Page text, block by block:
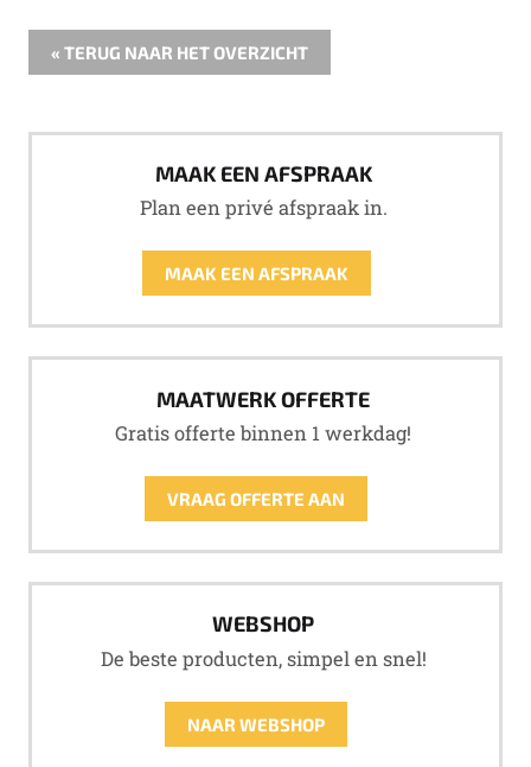
« TERUG NAAR HET OVERZICHT
MAAK EEN AFSPRAAK
Plan een privé afspraak in.
MAAK EEN AFSPRAAK
MAATWERK OFFERTE
Gratis offerte binnen 1 werkdag!
VRAAG OFFERTE AAN
WEBSHOP
De beste producten, simpel en snel!
NAAR WEBSHOP